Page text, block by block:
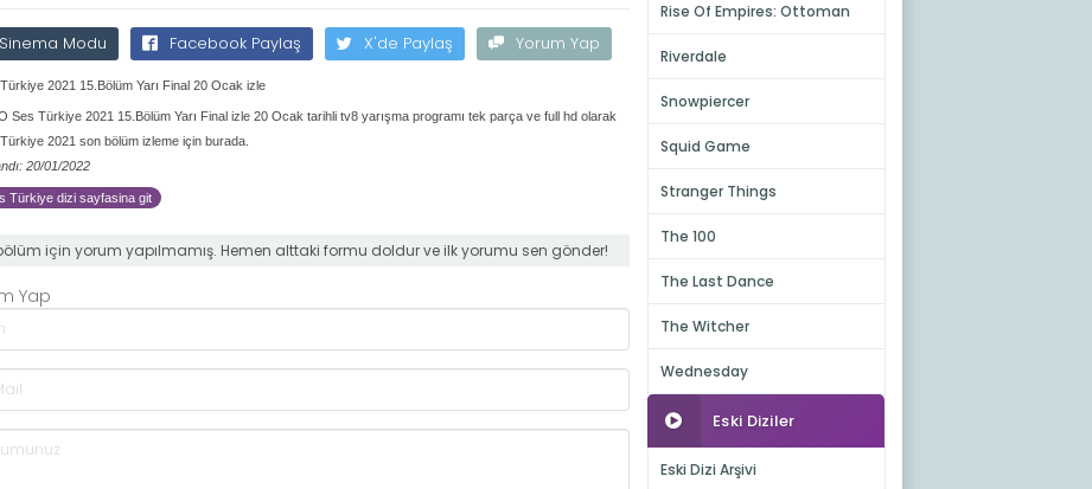
Sinema Modu Facebook Paylaş X'de Paylaş Yorum Yap
2021 15.Bölüm Yarı Final 20 Ocak izle
Ses Türkiye 2021 15.Bölüm Yarı Final izle 20 Ocak tarihli tv8 yarışma programı tek parça ve full hd olarak
2021 son bölüm izleme için burada.
20/01/2022
Türkiye dizi sayfasina git
için yorum yapılmamış. Hemen alttaki formu doldur ve ilk yorumu sen gönder!
Yap
Rise Of Empires: Ottoman
Riverdale
Snowpiercer
Squid Game
Stranger Things
The 100
The Last Dance
The Witcher
Wednesday
Eski Diziler
Eski Dizi Arşivi